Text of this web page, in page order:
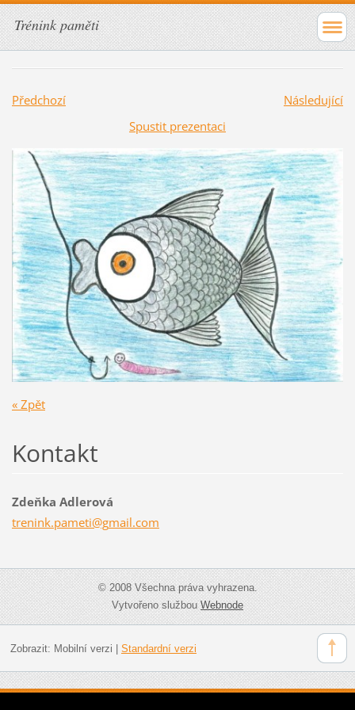
Trénink paměti
Předchozí
Následující
Spustit prezentaci
« Zpět
Kontakt
Zdeňka Adlerová
trenink.pameti@gmail.com
© 2008 Všechna práva vyhrazena.
Vytvořeno službouWebnode
Zobrazit: Mobilní verzi Standardní verzi